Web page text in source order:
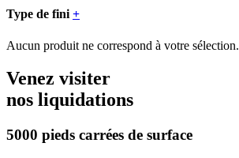
Type de fini +
Aucun produit ne correspond à votre sélection.
Venez visiter
nos liquidations
5000 pieds carrées de surface